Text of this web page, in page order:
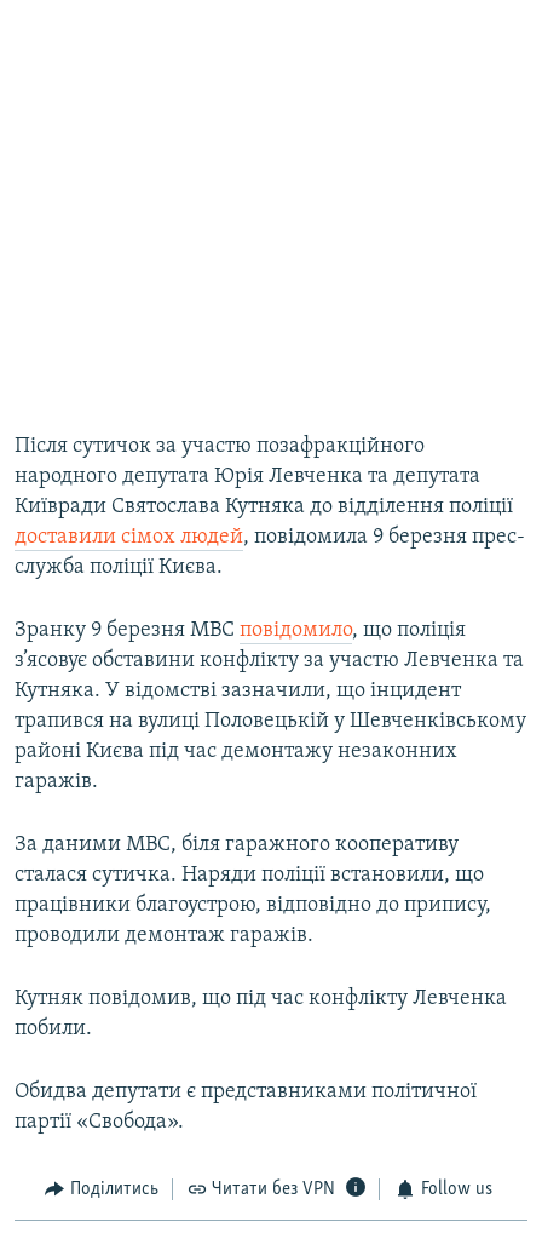
Після сутичок за участю позафракційного
народного депутата Юрія Левченка та депутата
Київради Святослава Кутняка до відділення поліції
доставили сімох людей, повідомила 9 березня прес-
служба поліції Києва.
Зранку 9 березня МВС повідомило, що поліція
з’ясовує обставини конфлікту за участю Левченка та
Кутняка. У відомстві зазначили, що інцидент
трапився на вулиці Половецькій у Шевченківському
районі Києва під час демонтажу незаконних
гаражів.
За даними МВС, біля гаражного кооперативу
сталася сутичка. Наряди поліції встановили, що
працівники благоустрою, відповідно до припису,
проводили демонтаж гаражів.
Кутняк повідомив, що під час конфлікту Левченка
побили.
Обидва депутати є представниками політичної
партії «Свобода».
Поділитись Читати без VPN Follow us